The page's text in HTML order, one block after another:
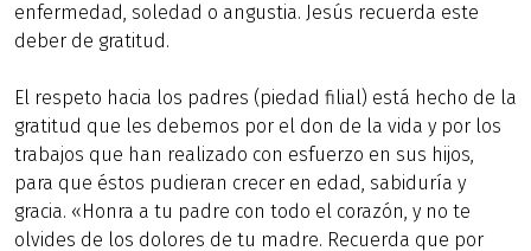
enfermedad, soledad o angustia. Jesús recuerda este
deber de gratitud.
El respeto hacia los padres (piedad filial) está hecho de la
gratitud que les debemos por el don de la vida y por los
trabajos que han realizado con esfuerzo en sus hijos,
para que éstos pudieran crecer en edad, sabiduría y
gracia. «Honra a tu padre con todo el corazón, y no te
olvides de los dolores de tu madre. Recuerda que por